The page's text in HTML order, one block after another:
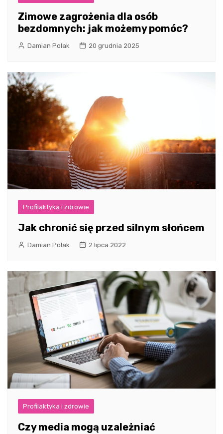
Zimowe zagrożenia dla osób
bezdomnych: jak możemy pomóc?
Damian Polak 20 grudnia 2025
Profilaktyka i zdrowie
Jak chronić się przed silnym słońcem
Damian Polak 2 lipca 2022
Profilaktyka i zdrowie
Czy media mogą uzależniać